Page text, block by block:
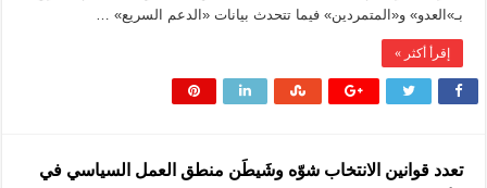
بـ»العدو» و«المتمردين» فيما تتحدث بيانات «الدعم السريع» …
إقرأ أكثر »
تعدد قوانين الانتخاب شوّه وشَيطَن منطق العمل السياسي في